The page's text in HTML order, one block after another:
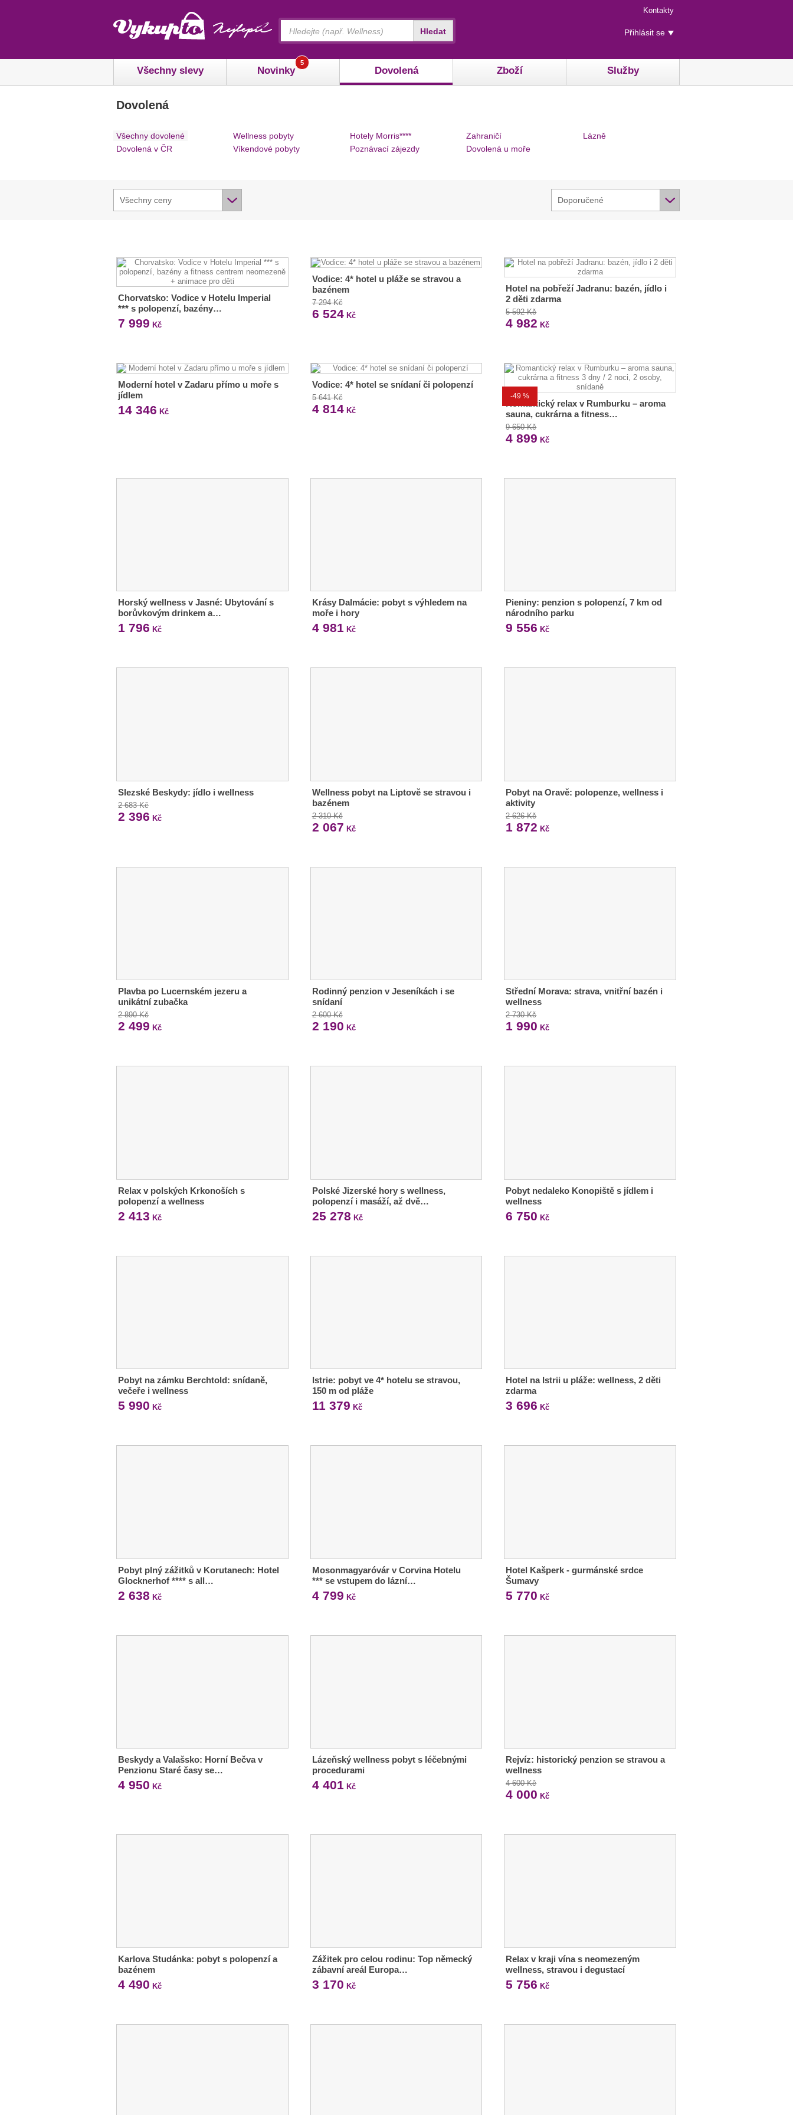
Menu
rychlého
přístupu
Kontakty
Uživatelské
menu
Přihlásit se
Všechny slevy Novinky
5
Dovolená Zboží Služby
Hledat
Dovolená
Všechny dovolené
Dovolená v ČR
Wellness pobyty
Víkendové pobyty
Hotely Morris****
Poznávací zájezdy
Zahraničí
Dovolená u moře
Lázně
Všechny ceny Doporučené
Chorvatsko: Vodice v Hotelu Imperial
*** s polopenzí, bazény…
7 999 Kč
Vodice: 4* hotel u pláže se stravou a
bazénem
7 294 Kč
6 524Kč
Hotel na pobřeží Jadranu: bazén, jídlo i
2 děti zdarma
5 592 Kč
4 982 Kč
Moderní hotel v Zadaru přímo u moře s
jídlem
14 346 Kč
Vodice: 4* hotel se snídaní či polopenzí
5 641 Kč
4 814Kč
-49 %
Romantický relax v Rumburku – aroma
sauna, cukrárna a fitness…
9 650 Kč
4 899 Kč
Horský wellness v Jasné: Ubytování s
borůvkovým drinkem a…
1 796 Kč
Krásy Dalmácie: pobyt s výhledem na
moře i hory
4 981 Kč
Pieniny: penzion s polopenzí, 7 km od
národního parku
9 556 Kč
Slezské Beskydy: jídlo i wellness
2 683 Kč
2 396 Kč
Wellness pobyt na Liptově se stravou i
bazénem
2 310 Kč
2 067 Kč
Pobyt na Oravě: polopenze, wellness i
aktivity
2 626 Kč
1 872 Kč
Plavba po Lucernském jezeru a
unikátní zubačka
2 890 Kč
2 499 Kč
Rodinný penzion v Jeseníkách i se
snídaní
2 600 Kč
2 190 Kč
Střední Morava: strava, vnitřní bazén i
wellness
2 730 Kč
1 990 Kč
Relax v polských Krkonoších s
polopenzí a wellness
2 413 Kč
Polské Jizerské hory s wellness,
polopenzí i masáží, až dvě…
25 278 Kč
Pobyt nedaleko Konopiště s jídlem i
wellness
6 750 Kč
Pobyt na zámku Berchtold: snídaně,
večeře i wellness
5 990 Kč
Istrie: pobyt ve 4* hotelu se stravou,
150 m od pláže
11 379 Kč
Hotel na Istrii u pláže: wellness, 2 děti
zdarma
3 696 Kč
Pobyt plný zážitků v Korutanech: Hotel
Glocknerhof **** s all…
2 638 Kč
Mosonmagyaróvár v Corvina Hotelu
*** se vstupem do lázní…
4 799 Kč
Hotel Kašperk - gurmánské srdce
Šumavy
5 770 Kč
Beskydy a Valašsko: Horní Bečva v
Penzionu Staré časy se…
4 950 Kč
Lázeňský wellness pobyt s léčebnými
procedurami
4 401 Kč
Rejvíz: historický penzion se stravou a
wellness
4 600 Kč
4 000 Kč
Karlova Studánka: pobyt s polopenzí a
bazénem
4 490 Kč
Zážitek pro celou rodinu: Top německý
zábavní areál Europa…
3 170 Kč
Relax v kraji vína s neomezeným
wellness, stravou i degustací
5 756 Kč